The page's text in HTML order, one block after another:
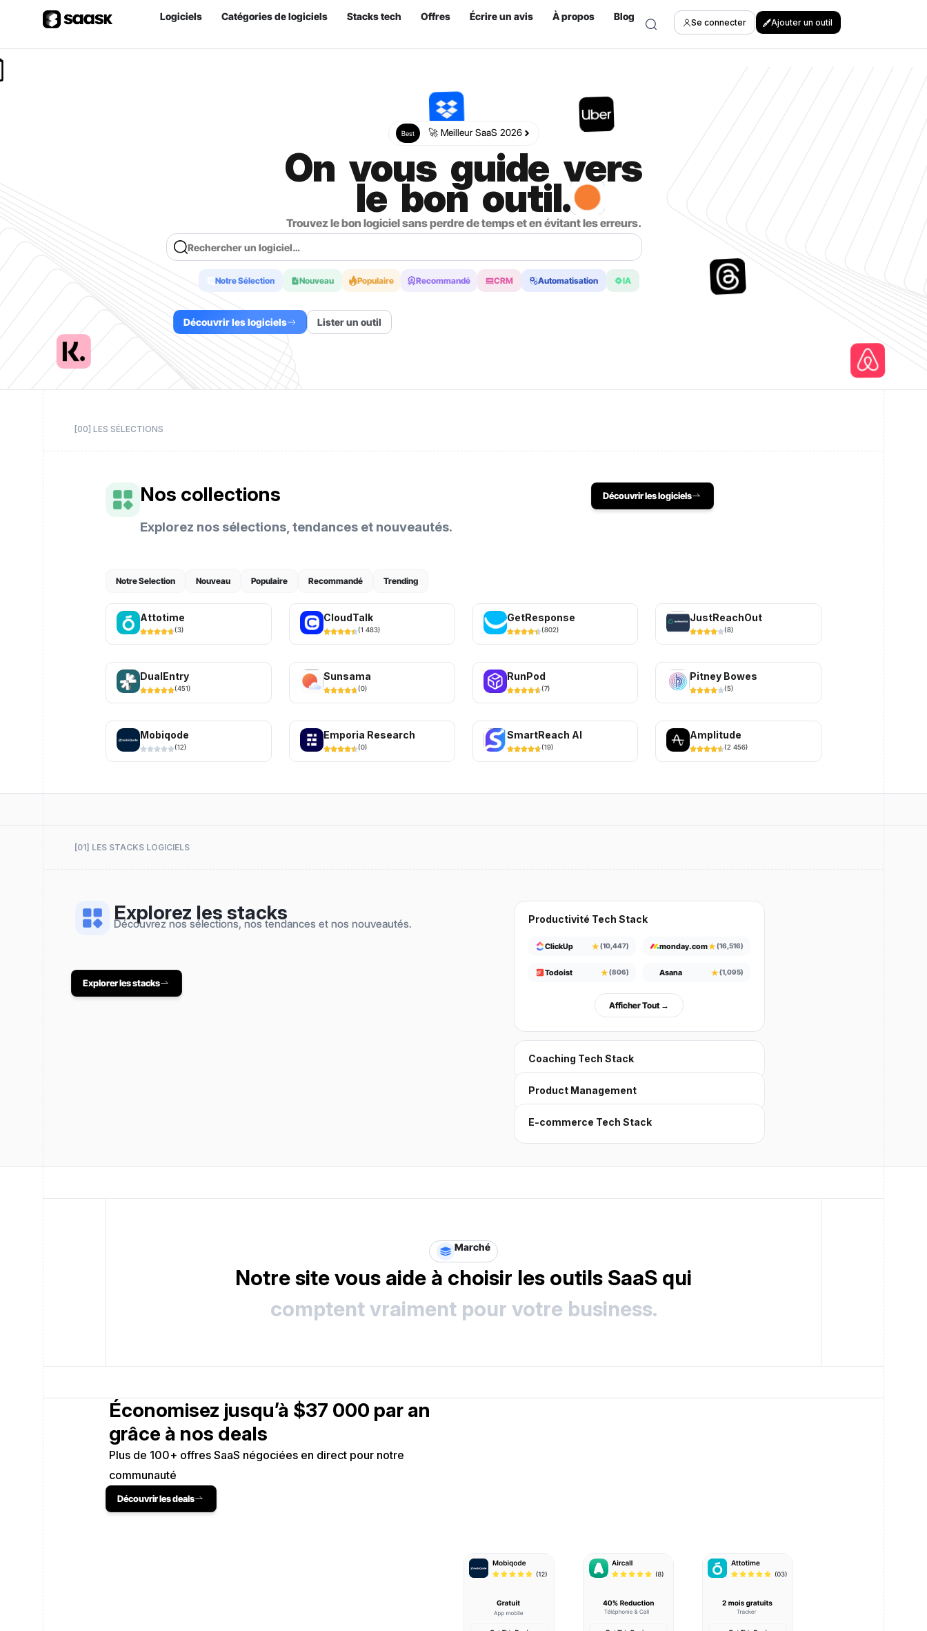
Logiciels Catégories de logiciels Stacks tech Offres Écrire un avis À propos Blog
Se connecter Ajouter un outil
Best 🚀 Meilleur SaaS 2026
On vous guide vers
le bon outil.
Trouvez le bon logiciel sans perdre de temps et en évitant les erreurs.
Rechercher un logiciel…
Notre Sélection Nouveau Populaire Recommandé CRM Automatisation IA
Découvrir les logiciels Lister un outil
[00] LES SÉLECTIONS
Nos collections
Explorez nos sélections, tendances et nouveautés.
Découvrir les logiciels
Notre Selection Nouveau Populaire Recommandé Trending
Attotime
(3)
CloudTalk
(1 483)
GetResponse
(802)
JustReachOut
(8)
DualEntry
(451)
Sunsama
(0)
RunPod
(7)
Pitney Bowes
(5)
Mobiqode
(12)
Emporia Research
(0)
SmartReach AI
(19)
Amplitude
(2 456)
[01] LES STACKS LOGICIELS
Explorez les stacks
Découvrez nos sélections, nos tendances et nos nouveautés.
Explorer les stacks
Productivité Tech Stack
ClickUp ★(10,447) monday.com★(16,516)
Todoist ★(806) Asana ★(1,095)
Afficher Tout →
Coaching Tech Stack
Product Management
E-commerce Tech Stack
Marché
Notre site vous aide à choisir les outils SaaS qui
comptent vraiment pour votre business.
Économisez jusqu’à $37 000 par an
grâce à nos deals
Plus de 100+ offres SaaS négociées en direct pour notre
communauté
Découvrir les deals